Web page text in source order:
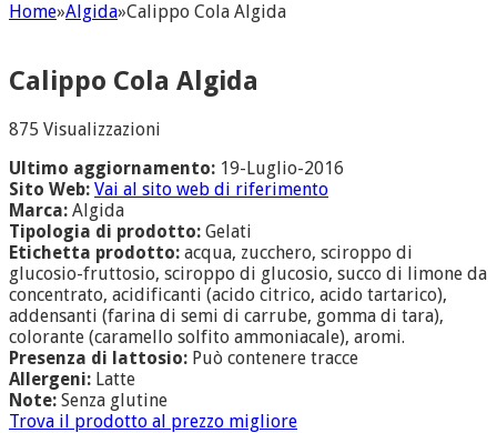
Home»Algida»Calippo Cola Algida
Calippo Cola Algida
875 Visualizzazioni
Ultimo aggiornamento: 19-Luglio-2016
Sito Web: Vai al sito web di riferimento
Marca: Algida
Tipologia di prodotto: Gelati
Etichetta prodotto: acqua, zucchero, sciroppo di
glucosio-fruttosio, sciroppo di glucosio, succo di limone da
concentrato, acidificanti (acido citrico, acido tartarico),
addensanti (farina di semi di carrube, gomma di tara),
colorante (caramello solfito ammoniacale), aromi.
Presenza di lattosio: Può contenere tracce
Allergeni: Latte
Note: Senza glutine
Trova il prodotto al prezzo migliore